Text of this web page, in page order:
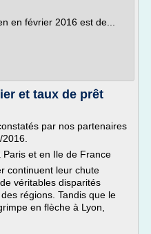
en février 2016 est de...
et taux de prêt
par nos partenaires
et en Ile de France
continuent leur chute
véritables disparités
régions. Tandis que le
en flèche à Lyon,